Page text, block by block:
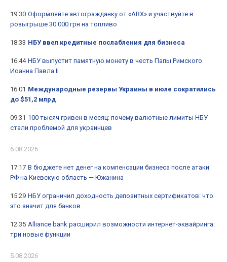
19:30 Оформляйте автогражданку от «ARX» и участвуйте в
розыгрыше 30 000 грн на топливо
18:33 НБУ ввел кредитные послабления для бизнеса
16:44 НБУ выпустит памятную монету в честь Папы Римского
Иоанна Павла II
16:01 Международные резервы Украины в июле сократились
до $51,2 млрд
09:31 100 тысяч гривен в месяц: почему валютные лимиты НБУ
стали проблемой для украинцев
6.08.2026
17:17 В бюджете нет денег на компенсации бизнеса после атаки
РФ на Киевскую область — Южанина
15:29 НБУ ограничил доходность депозитных сертификатов: что
это значит для банков
12:35 Alliance bank расширил возможности интернет-эквайринга:
три новые функции
5.08.2026